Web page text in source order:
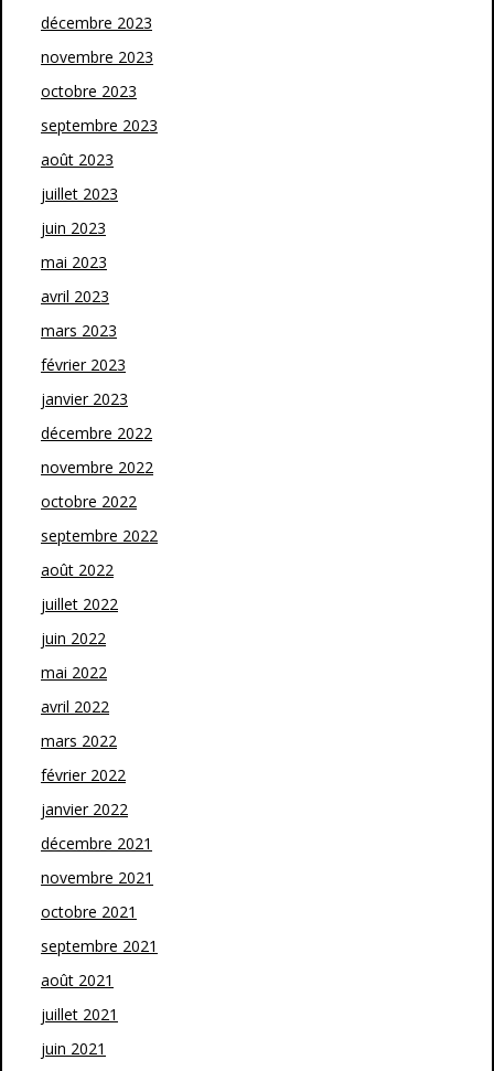
décembre 2023
novembre 2023
octobre 2023
septembre 2023
août 2023
juillet 2023
juin 2023
mai 2023
avril 2023
mars 2023
février 2023
janvier 2023
décembre 2022
novembre 2022
octobre 2022
septembre 2022
août 2022
juillet 2022
juin 2022
mai 2022
avril 2022
mars 2022
février 2022
janvier 2022
décembre 2021
novembre 2021
octobre 2021
septembre 2021
août 2021
juillet 2021
juin 2021